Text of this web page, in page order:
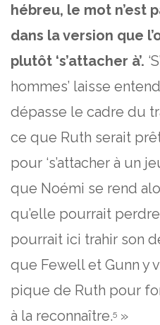
hébreu, le mot n’est
dans la version que
plutôt ‘s’attacher à’.
hommes’ laisse
dépasse le cadre du
ce que Ruth serait
pour ‘s’attacher à un
que Noémi se rend
qu’elle pourrait
pourrait ici trahir son
que Fewell et Gunn y
pique de Ruth pour
à la reconnaître.5 »